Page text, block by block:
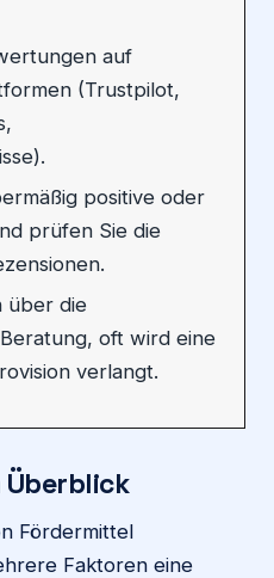
auf
(Trustpilot,
positive oder
prüfen Sie die
über die
oft wird eine
verlangt.
Überblick
Fördermittel
Faktoren eine